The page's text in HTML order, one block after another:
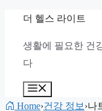
너
더 헬스 라이트
생활에 필요한 건
다
뉴
Home›건강 정보 ›나